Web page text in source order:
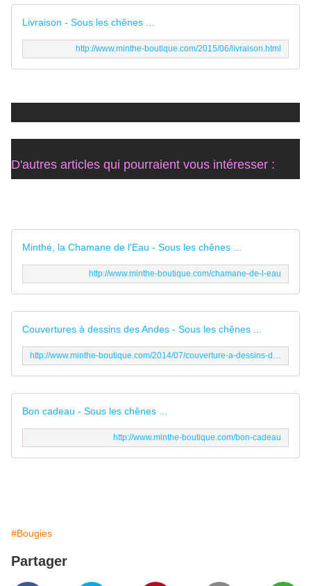
Livraison - Sous les chênes ...
http://www.minthe-boutique.com/2015/06/livraison.html
D'autres articles qui pourraient vous intéresser :
Minthé, la Chamane de l'Eau - Sous les chênes ...
http://www.minthe-boutique.com/chamane-de-l-eau
Couvertures à dessins des Andes - Sous les chênes ...
http://www.minthe-boutique.com/2014/07/couverture-a-dessins-des-andes.html
Bon cadeau - Sous les chênes ...
http://www.minthe-boutique.com/bon-cadeau
#Bougies
Partager